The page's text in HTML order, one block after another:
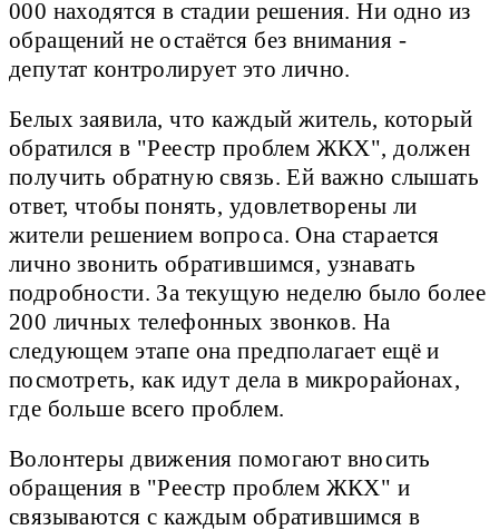
000 находятся в стадии решения. Ни одно из
обращений не остаётся без внимания -
депутат контролирует это лично.
Белых заявила, что каждый житель, который
обратился в "Реестр проблем ЖКХ", должен
получить обратную связь. Ей важно слышать
ответ, чтобы понять, удовлетворены ли
жители решением вопроса. Она старается
лично звонить обратившимся, узнавать
подробности. За текущую неделю было более
200 личных телефонных звонков. На
следующем этапе она предполагает ещё и
посмотреть, как идут дела в микрорайонах,
где больше всего проблем.
Волонтеры движения помогают вносить
обращения в "Реестр проблем ЖКХ" и
связываются с каждым обратившимся в